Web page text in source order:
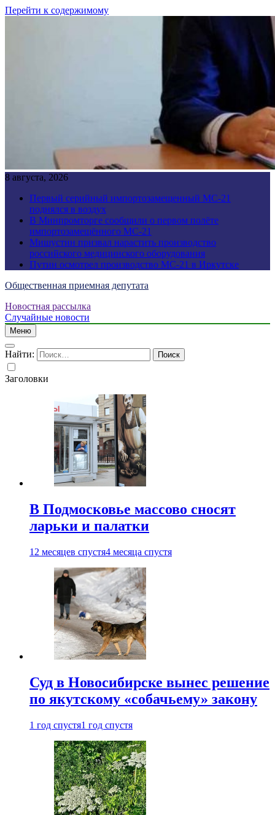
Перейти к содержимому
8 августа, 2026
Первый серийный импортозамещенный МС-21
поднялся в воздух
В Минпромторге сообщили о первом полёте
импортозамещённого МС-21
Мишустин призвал нарастить производство
российского медицинского оборудования
Путин осмотрел производство МС-21 в Иркутске
Общественная приемная депутата
Новостная рассылка
Случайные новости
Меню
Найти:
Заголовки
В Подмосковье массово сносят
ларьки и палатки
12 месяцев спустя4 месяца спустя
Суд в Новосибирске вынес решение
по якутскому «собачьему» закону
1 год спустя1 год спустя